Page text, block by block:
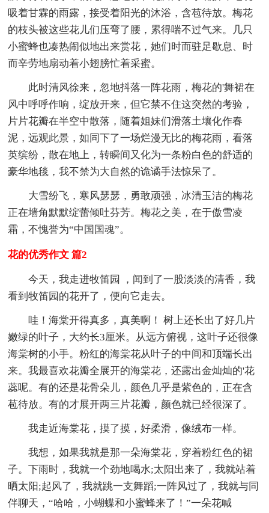
吸着甘霖的雨露，接受着阳光的沐浴，含苞待放。梅花
的枝头被这些花儿们压弯了腰，累得喘不过气来。几只
小蜜蜂也凑热闹似地出来赏花，她们时而驻足歇息、时
而辛劳地扇动着小翅膀忙着采蜜。
此时清风徐来，忽地抖落一阵花雨，梅花的'舞裙在
风中呼呼作响，绽放开来，但它禁不住这突然的考验，
片片花瓣在半空中散落，随着姐妹们滑落土壤化作春
泥，远观此景，如同下了一场烂漫无比的梅花雨，看落
英缤纷，散在地上，转瞬间又化为一条粉白色的舒适的
豪华地毯，我不禁为大自然的诡谲手法惊呆了。
大雪纷飞，寒风瑟瑟，勇敢顽强，冰清玉洁的梅花
正在墙角默默绽蕾倾吐芬芳。梅花之美，在于傲雪凌
霜，不愧誉为“中国国魂”。
花的优秀作文 篇2
今天，我走进牧笛园 ，闻到了一股淡淡的清香，我
看到牧笛园的花开了，便向它走去。
哇！海棠开得真多，真美啊！ 树上还长出了好几片
嫩绿的叶子，大约长3厘米。从远方俯视，这叶子还很像
海棠树的小手。粉红的海棠花从叶子的中间和顶端长出
来。我最喜欢花瓣全展开的海棠花，还露出金灿灿的'花
蕊呢。有的还是花骨朵儿，颜色几乎是紫色的，正在含
苞待放。有的才展开两三片花瓣，颜色就已经很深了。
我走近海棠花，摸了摸，好柔滑，像绒布一样。
我想，如果我就是那一朵海棠花，穿着粉红色的裙
子。下雨时，我就一个劲地喝水;太阳出来了，我就站着
晒太阳;起风了，我就跳一支舞蹈;一阵风过了，我就与同
伴聊天，“哈哈，小蝴蝶和小蜜蜂来了！”一朵花喊